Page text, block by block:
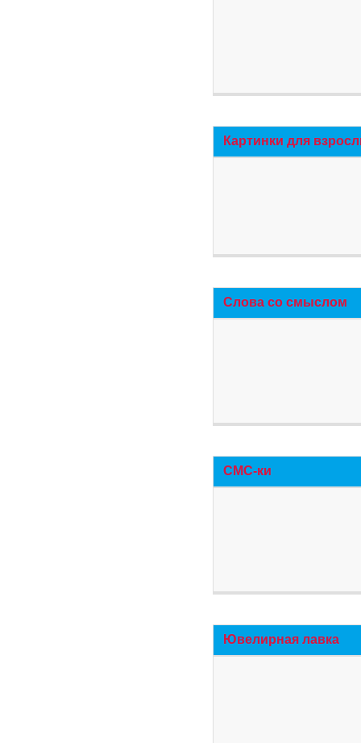
Картинки для
Слова со смыслом
СМС-ки
Ювелирная лавка